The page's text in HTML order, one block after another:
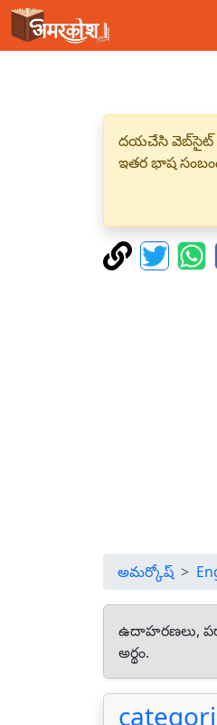
దయచేసి వెబ్‌సైట్
ఇతర భాష
అమర్కోష్
ఉదాహరణలు,
అర్థం.